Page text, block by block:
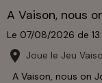
A Vaison, nous
Le 07/08/2026 de
Joue le Jeu
A Vaison, nous on